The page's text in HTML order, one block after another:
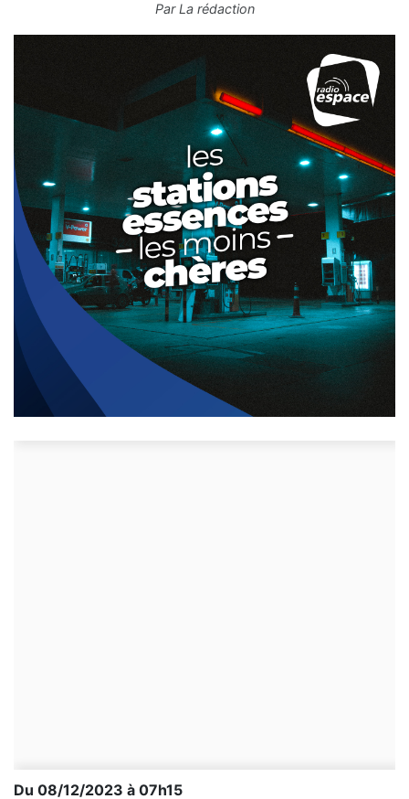
ParLa rédaction
Du 08/12/2023 à 07h15